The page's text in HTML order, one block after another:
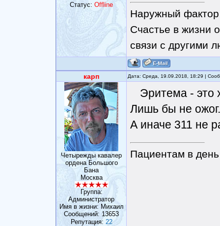
Статус: Offline
Наружный фактор
Счастье в жизни
связи с другими
карп Дата: Среда, 19.09.2018, 18:29 |
Четырежды кавалер
ордена Большого
Бана
Москва
Группа:
Администратор
Имя в жизни: Михаил
Сообщений: 13653
Репутация: 22
Эритема - это
Лишь бы не ожог.
А иначе 311 не
Пациентам в